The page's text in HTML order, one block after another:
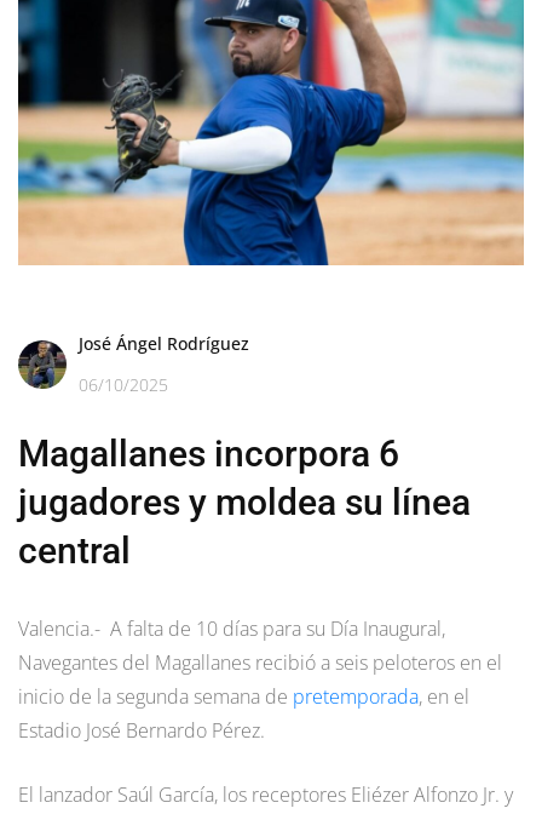
José Ángel Rodríguez
06/10/2025
Magallanes incorpora 6
jugadores y moldea su línea
central
Valencia.- A falta de 10 días para su Día Inaugural,
Navegantes del Magallanes recibió a seis peloteros en el
inicio de la segunda semana de pretemporada, en el
Estadio José Bernardo Pérez.
El lanzador Saúl García, los receptores Eliézer Alfonzo Jr. y